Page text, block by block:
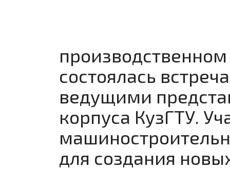
состоялась
ведущими
корпуса КузГТУ.
для создания